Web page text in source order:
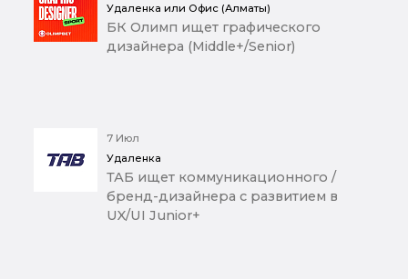
Удаленка или Офис (Алматы)
БК Олимп ищет графического
дизайнера (Middle+/Senior)
7 Июл
Удаленка
ТАБ ищет коммуникационного /
бренд-дизайнера с развитием в
UX/UI Junior+